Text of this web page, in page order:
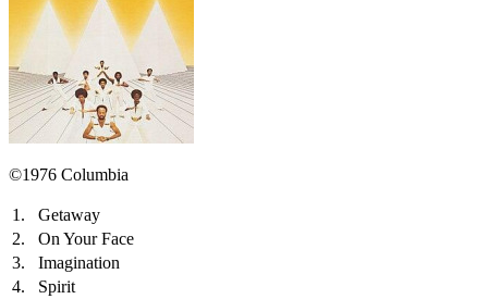
©1976 Columbia
1.
Getaway
2.
On Your Face
3.
Imagination
4.
Spirit